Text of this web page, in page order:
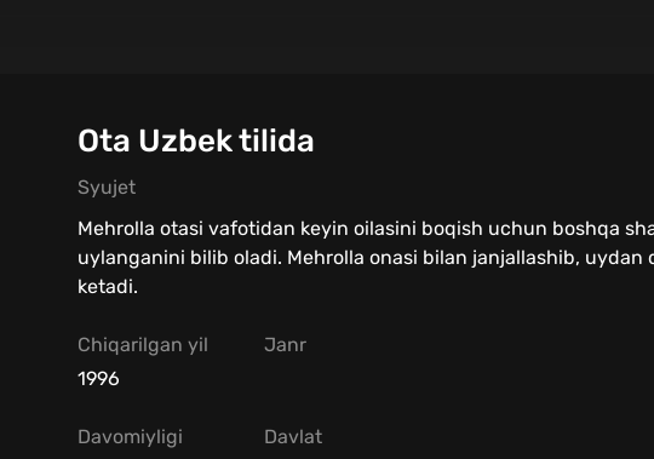
Ota Uzbek tilida
Syujet
Mehrolla otasi vafotidan keyin oilasini boqish uchun boshqa
uylanganini bilib oladi. Mehrolla onasi bilan janjallashib, uydan
ketadi.
Chiqarilgan yil
1996
Janr
Davomiyligi
Davlat